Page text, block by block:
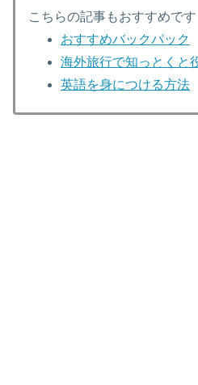
こちらの記事もおすすめです
おすすめバックパック
海外旅行で知っとくと
英語を身につける方法